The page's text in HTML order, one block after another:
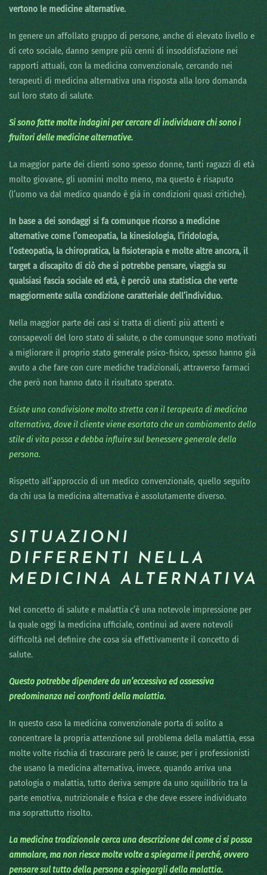
vertono le medicine alternative.
In genere un affollato gruppo di persone, anche di elevato livello e
di ceto sociale, danno sempre più cenni di insoddisfazione nei
rapporti attuali, con la medicina convenzionale, cercando nei
terapeuti di medicina alternativa una risposta alla loro domanda
sul loro stato di salute.
Si sono fatte molte indagini per cercare di individuare chi sono i
fruitori delle medicine alternative.
La maggior parte dei clienti sono spesso donne, tanti ragazzi di età
molto giovane, gli uomini molto meno, ma questo è risaputo
(l’uomo va dal medico quando è già in condizioni quasi critiche).
In base a dei sondaggi si fa comunque ricorso a medicine
alternative come l’omeopatia, la kinesiologia, l’iridologia,
l’osteopatia, la chiropratica, la fisioterapia e molte altre ancora, il
target a discapito di ciò che si potrebbe pensare, viaggia su
qualsiasi fascia sociale ed età, è perciò una statistica che verte
maggiormente sulla condizione caratteriale dell’individuo.
Nella maggior parte dei casi si tratta di clienti più attenti e
consapevoli del loro stato di salute, o che comunque sono motivati
a migliorare il proprio stato generale psico-fisico, spesso hanno già
avuto a che fare con cure mediche tradizionali, attraverso farmaci
che però non hanno dato il risultato sperato.
Esiste una condivisione molto stretta con il terapeuta di medicina
alternativa, dove il cliente viene esortato che un cambiamento dello
stile di vita possa e debba influire sul benessere generale della
persona.
Rispetto all’approccio di un medico convenzionale, quello seguito
da chi usa la medicina alternativa è assolutamente diverso.
SITUAZIONI
DIFFERENTI NELLA
MEDICINA ALTERNATIVA
Nel concetto di salute e malattiac’è una notevole impressione per
la quale oggi la medicina ufficiale, continui ad avere notevoli
difficoltà nel definire che cosa sia effettivamente il concetto di
salute.
Questo potrebbe dipendere da un’eccessiva ed ossessiva
predominanza nei confronti della malattia.
In questo caso la medicina convenzionale porta di solito a
concentrare la propria attenzione sul problema della malattia, essa
molte volte rischia di trascurare però le cause; per i professionisti
che usano la medicina alternativa, invece, quando arriva una
patologia o malattia, tutto deriva sempre da uno squilibrio tra la
parte emotiva, nutrizionale e fisica e che deve essere individuato
ma soprattutto risolto.
La medicina tradizionale cerca una descrizione del come ci si possa
ammalare, ma non riesce molte volte a spiegarne il perché, ovvero
pensare sul tutto della persona e spiegargli della malattia.